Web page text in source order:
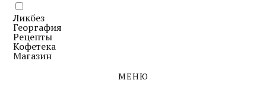
Ликбез
Георгафия
Рецепты
Кофетека
Магазин
МЕНЮ